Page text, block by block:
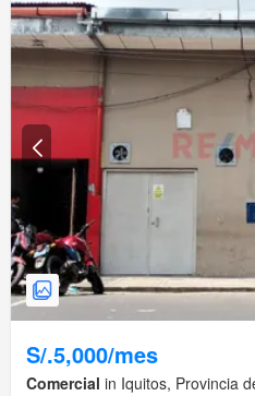
S/.5,000/mes
Comercial in Iquitos, Provincia